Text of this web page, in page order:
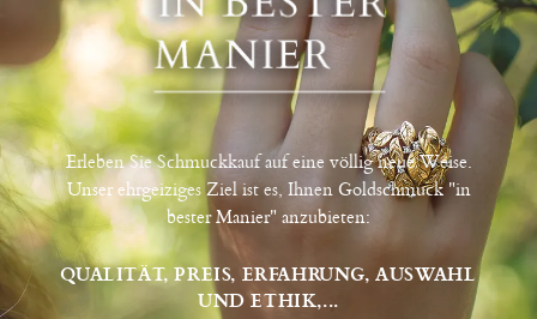
Erleben Sie Schmuckkauf auf eine völlig neue Weise.
Unser ehrgeiziges Ziel ist es, Ihnen Goldschmuck "in
bester Manier" anzubieten:
QUALITÄT, PREIS, ERFAHRUNG, AUSWAHL
UND ETHIK,...